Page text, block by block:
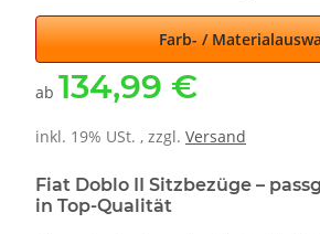
Farb- /
ab 134,99 €
inkl. 19% USt. , zzgl. Versand
Fiat Doblo II Sitzbezüge –
in Top-Qualität